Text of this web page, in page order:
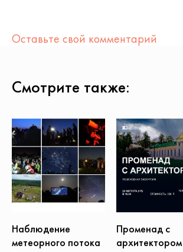
Оставьте свой комментарий
Смотрите также:
Наблюдение
метеорного потока
Променад с
архитектором